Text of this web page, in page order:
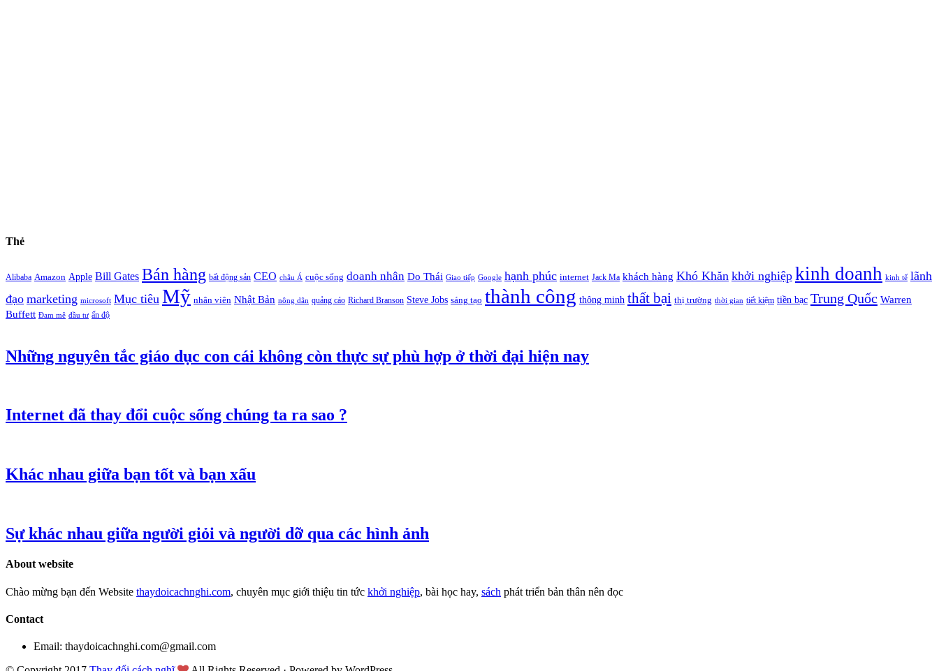
Thẻ
Alibaba Amazon Apple Bill Gates Bán hàng bất động sản CEO châu Á cuộc sống doanh nhân Do Thái Giao tiếp Google hạnh phúc internet Jack Ma khách hàng Khó Khăn khởi nghiệp kinh doanh kinh tế lãnh
đạo marketing microsoft Mục tiêu Mỹ nhân viên Nhật Bản nông dân quảng cáo Richard Branson Steve Jobs sáng tạo thành công thông minh thất bại thị trường thời gian tiết kiệm tiền bạc Trung Quốc Warren
Buffett Đam mê đầu tư ấn độ
Những nguyên tắc giáo dục con cái không còn thực sự phù hợp ở thời đại hiện nay
Internet đã thay đổi cuộc sống chúng ta ra sao ?
Khác nhau giữa bạn tốt và bạn xấu
Sự khác nhau giữa người giỏi và người dỡ qua các hình ảnh
About website
Chào mừng bạn đến Website thaydoicachnghi.com, chuyên mục giới thiệu tin tức khởi nghiệp, bài học hay, sách phát triển bản thân nên đọc
Contact
Email: thaydoicachnghi.com@gmail.com